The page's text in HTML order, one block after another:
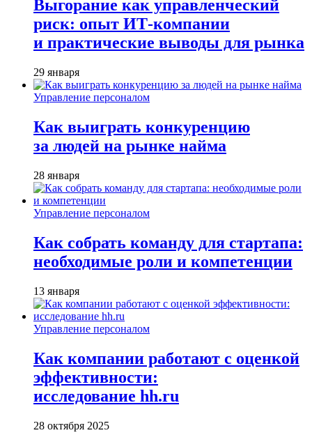
Выгорание как управленческий
риск: опыт ИТ-компании
и практические выводы для рынка
29 января
Управление персоналом
Как выиграть конкуренцию
за людей на рынке найма
28 января
Управление персоналом
Как собрать команду для стартапа:
необходимые роли и компетенции
13 января
Управление персоналом
Как компании работают с оценкой
эффективности:
исследование hh.ru
28 октября 2025